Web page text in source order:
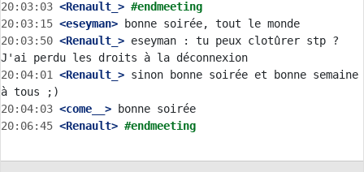
20:03:03 <Renault_> #endmeeting
20:03:15 <eseyman>
20:03:50 <Renault_> eseyman : tu peux clotûrer stp ?
20:04:01
<Renault_> sinon bonne soirée et bonne semaine
20:04:03 <come__>
20:06:45 <Renault> #endmeeting